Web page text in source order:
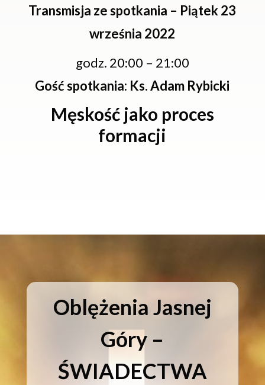
Transmisja ze spotkania – Piątek 23
września 2022
godz. 20:00 – 21:00
Gość spotkania: Ks. Adam Rybicki
Męskość jako proces
formacji
Oblężenia Jasnej
Góry –
ŚWIADECTWA